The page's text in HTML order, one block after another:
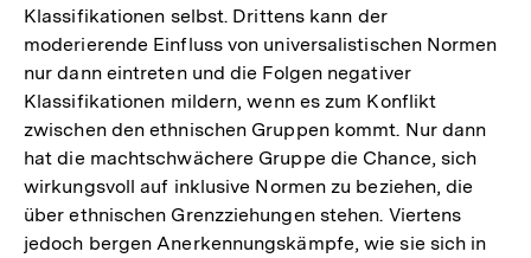
Klassifikationen selbst. Drittens kann der
moderierende Einfluss von universalistischen Normen
nur dann eintreten und die Folgen negativer
Klassifikationen mildern, wenn es zum Konflikt
zwischen den ethnischen Gruppen kommt. Nur dann
hat die machtschwächere Gruppe die Chance, sich
wirkungsvoll auf inklusive Normen zu beziehen, die
über ethnischen Grenzziehungen stehen. Viertens
jedoch bergen Anerkennungskämpfe, wie sie sich in